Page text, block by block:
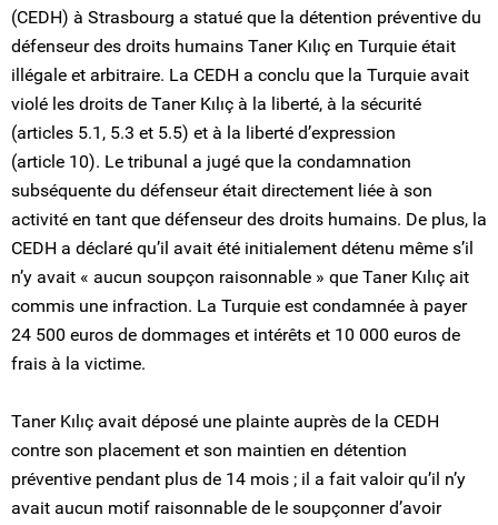
(CEDH) à Strasbourg a statué que la détention préventive du
défenseur des droits humains Taner Kılıç en Turquie était
illégale et arbitraire. La CEDH a conclu que la Turquie avait
violé les droits de Taner Kılıç à la liberté, à la sécurité
(articles 5.1, 5.3 et 5.5) et à la liberté d’expression
(article 10). Le tribunal a jugé que la condamnation
subséquente du défenseur était directement liée à son
activité en tant que défenseur des droits humains. De plus, la
CEDH a déclaré qu’il avait été initialement détenu même s’il
n’y avait « aucun soupçon raisonnable » que Taner Kılıç ait
commis une infraction. La Turquie est condamnée à payer
24 500 euros de dommages et intérêts et 10 000 euros de
frais à la victime.
Taner Kılıç avait déposé une plainte auprès de la CEDH
contre son placement et son maintien en détention
préventive pendant plus de 14 mois ; il a fait valoir qu’il n’y
avait aucun motif raisonnable de le soupçonner d’avoir